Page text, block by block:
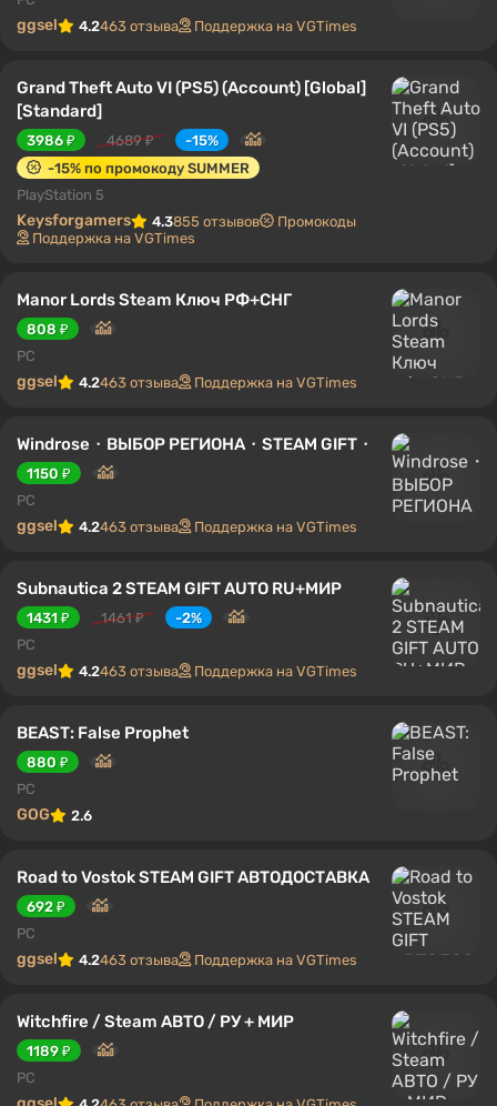
ggsel 4.2463 отзыва Поддержка на VGTimes
Grand Theft Auto VI (PS5) (Account) [Global]
[Standard]
3986 ₽ 4689 ₽
-15%
-15% по промокоду SUMMER
PlayStation 5
Keysforgamers 4.3855 отзывов
Промокоды
Поддержка на VGTimes
Manor Lords Steam Ключ РФ+СНГ
808 ₽
PC
ggsel 4.2463 отзыва Поддержка на VGTimes
Windrose・ВЫБОР РЕГИОНА・STEAM GIFT・
1150 ₽
PC
ggsel 4.2463 отзыва Поддержка на VGTimes
Subnautica 2 STEAM GIFT AUTO RU+МИР
1431 ₽ 1461 ₽
-2%
PC
ggsel 4.2463 отзыва Поддержка на VGTimes
BEAST: False Prophet
880 ₽
PC
GOG 2.6
Road to Vostok STEAM GIFT АВТОДОСТАВКА
692 ₽
PC
ggsel 4.2463 отзыва Поддержка на VGTimes
Witchfire / Steam АВТО / РУ + МИР
1189 ₽
PC